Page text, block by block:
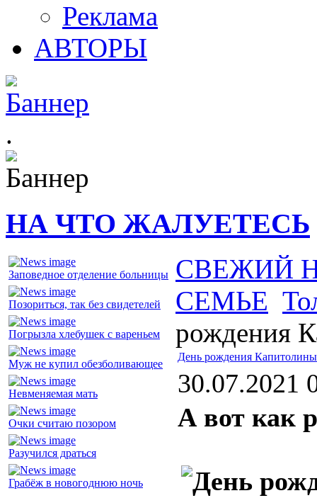
Реклама
АВТОРЫ
.
НА ЧТО ЖАЛУЕТЕСЬ
Заповедное отделение больницы
Позориться, так без свидетелей
Погрызла хлебушек с вареньем
Муж не купил обезболивающее
Невменяемая мать
Очки считаю позором
Разучился драться
Грабёж в новогоднюю ночь
СВЕЖИЙ
СЕМЬЕ
рождения
День рождения
30.07.2021
А вот как